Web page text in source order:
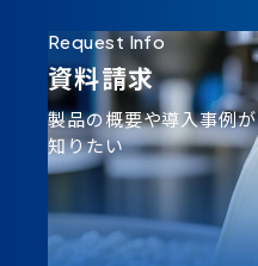
Request Info
資料請求
製品の概要や導入事例が
知りたい